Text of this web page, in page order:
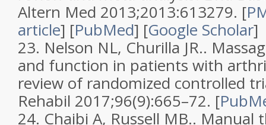
Altern Med 2013;2013:613279. [
article] [PubMed] [Google Scholar]
23. Nelson NL, Churilla JR..
and function in patients with
review of randomized controlled
Rehabil 2017;96(9):665–72. [
24. Chaibi A, Russell MB.. Manual